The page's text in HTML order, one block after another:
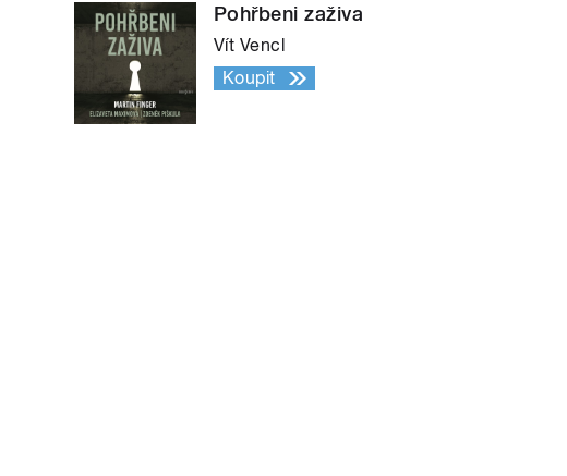
Pohřbeni zaživa
Vít Vencl
Koupit